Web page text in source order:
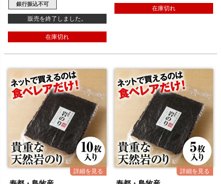
銀行振込不可
販売を終了しました。
在庫切れ
在庫切れ